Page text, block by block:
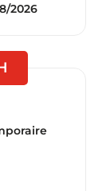
2026